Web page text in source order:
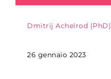
Dmitrij Achelrod (PhD)
26 gennaio 2023